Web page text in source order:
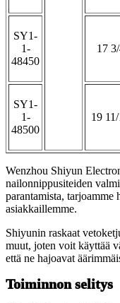
SY1-
1-
48450
17
SY1-
1-
48500
19
Wenzhou Shiyun
nailonnippusiteiden
parantamista, tarjoamme
asiakkaillemme.
Shiyunin raskaat
muut, joten voit käyttää
että ne hajoavat
Toiminnon selitys